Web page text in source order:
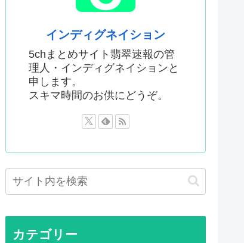
」 世界的ブームの日本の...
ヒ、なんか普通に10秒以...
「わーくマン」にありがち...
るか？
CDの焼きまわしだった...
の風物詩に海外がびっく...
熊本地震の激しい揺れでも...
いと感じることがこちら...
ら接近、素手で頭を押し返...
方を揶揄する目的の漫画...
ン達成を切り抜いたVt...
インディグネイション
5chまとめサイト翡翠速報の管
理人・インディグネイションと
申します。
スキマ時間のお供にどうぞ。
カテゴリー